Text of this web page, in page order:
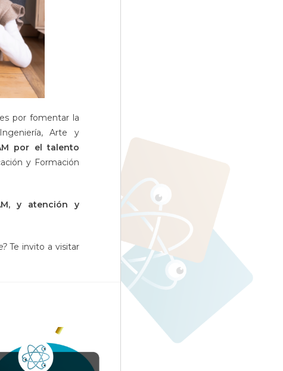
por fomentar la
Arte y
por el talento
y Formación
y atención y
Te invito a visitar